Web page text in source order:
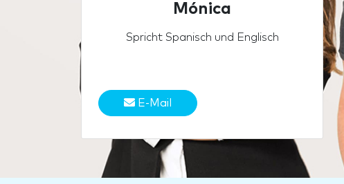
Mónica
Spricht Spanisch und Englisch
E-Mail